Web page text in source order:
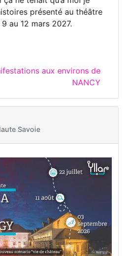
présenté au théâtre
au 12 mars 2027.
aux environs de
NANCY
Savoie